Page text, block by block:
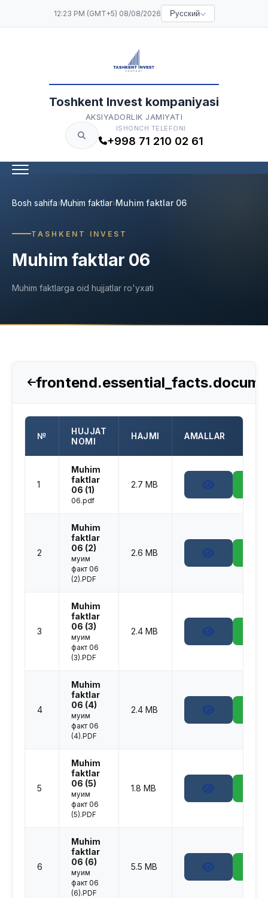
12:23 PM (GMT+5) 08/08/2026 Русский
Toshkent Invest kompaniyasi
AKSIYADORLIK JAMIYATI
ISHONCH TELEFONI
+998 71 210 02 61
Bosh sahifa Muhim faktlar Muhim faktlar 06
TASHKENT INVEST
Muhim faktlar 06
Muhim faktlarga oid hujjatlar ro'yxati
№
HUJJAT
NOMI
HAJMI AMALLAR
1
Muhim
faktlar
06 (1)
06.pdf
2.7 MB
2
Muhim
faktlar
06 (2)
муҳим
факт 06
(2).PDF
2.6 MB
3
Muhim
faktlar
06 (3)
муҳим
факт 06
(3).PDF
2.4 MB
4
Muhim
faktlar
06 (4)
муҳим
факт 06
(4).PDF
2.4 MB
5
Muhim
faktlar
06 (5)
муҳим
факт 06
(5).PDF
1.8 MB
6
Muhim
faktlar
06 (6)
муҳим
факт 06
(6).PDF
5.5 MB